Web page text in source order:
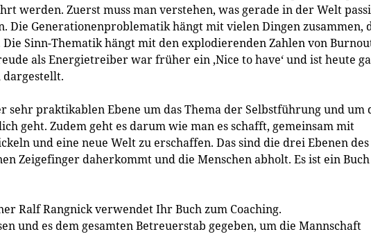
werden. Zuerst muss man verstehen, was gerade in der Welt
Die Generationenproblematik hängt mit vielen Dingen zusammen,
Sinn-Thematik hängt mit den explodierenden Zahlen von
als Energietreiber war früher ein ‚Nice to have‘ und ist heute
dargestellt.
sehr praktikablen Ebene um das Thema der Selbstführung und um
geht. Zudem geht es darum wie man es schafft, gemeinsam mit
und eine neue Welt zu erschaffen. Das sind die drei Ebenen des
Zeigefinger daherkommt und die Menschen abholt. Es ist ein Buch
Ralf Rangnick verwendet Ihr Buch zum Coaching.
und es dem gesamten Betreuerstab gegeben, um die Mannschaft